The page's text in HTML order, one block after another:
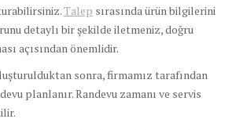
Talep sırasında ürün bilgilerini
detaylı bir şekilde iletmeniz, doğru
açısından önemlidir.
sonra, firmamız tarafından
planlanır. Randevu zamanı ve servis